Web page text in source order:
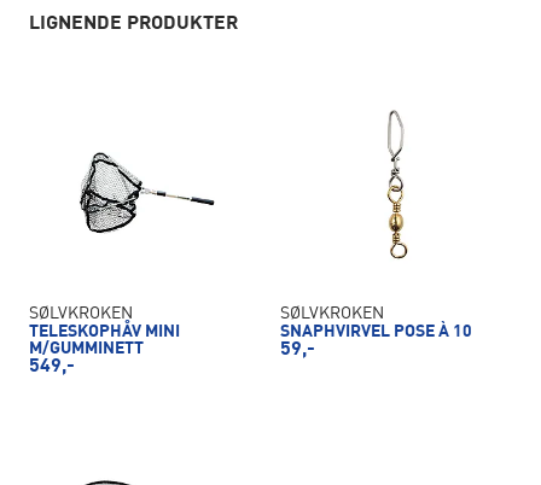
LIGNENDE PRODUKTER
SØLVKROKEN
TELESKOPHÅV MINI
M/GUMMINETT
549,-
SØLVKROKEN
SNAPHVIRVEL POSE À 10
59,-